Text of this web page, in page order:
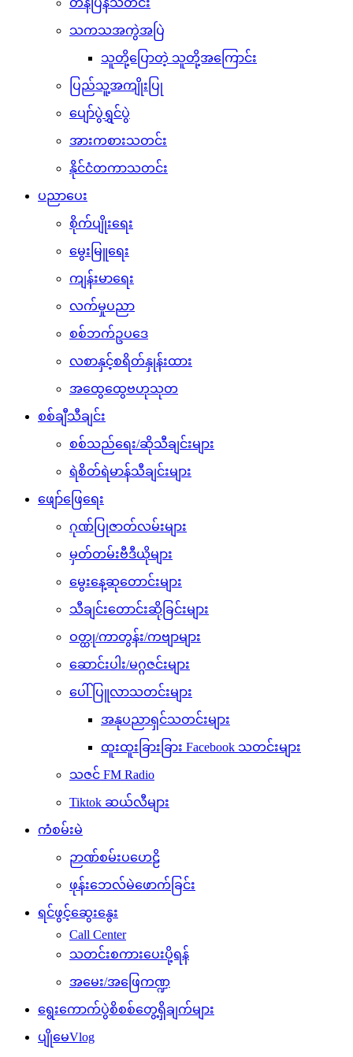
သကသအကွဲအပြဲ
သူတို့ပြောတဲ့ သူတို့အကြောင်း
ပြည်သူ့အကျိုးပြု
ပျော်ပွဲရွှင်ပွဲ
အားကစားသတင်း
နိုင်ငံတကာသတင်း
ပညာပေး
စိုက်ပျိုးရေး
မွေးမြူရေး
ကျန်းမာရေး
လက်မှုပညာ
စစ်ဘက်ဥပဒေ
လစာနှင့်စရိတ်နှုန်းထား
အထွေထွေဗဟုသုတ
စစ်ချီသီချင်း
စစ်သည်ရေး/ဆိုသီချင်းများ
ရဲစိတ်ရဲမာန်သီချင်းများ
ဖျော်ဖြေရေး
ဂုဏ်ပြုဇာတ်လမ်းများ
မှတ်တမ်းဗီဒီယိုများ
မွေးနေ့ဆုတောင်းများ
သီချင်းတောင်းဆိုခြင်းများ
ဝတ္ထု/ကာတွန်း/ကဗျာများ
ဆောင်းပါး/မဂ္ဂဇင်းများ
ပေါ်ပြူလာသတင်းများ
အနုပညာရှင်သတင်းများ
ထူးထူးခြားခြား Facebook သတင်းများ
သဇင် FM Radio
Tiktok ဆယ်လီများ
ကံစမ်းမဲ
ဉာဏ်စမ်းပဟေဠိ
ဖုန်းဘေလ်မဲဖောက်ခြင်း
ရင်ဖွင့်ဆွေးနွေး
Call Center
သတင်းစကားပေးပို့ရန်
အမေး/အဖြေကဏ္ဍ
ရွေးကောက်ပွဲစိစစ်တွေ့ရှိချက်များ
ပျိုမေVlog